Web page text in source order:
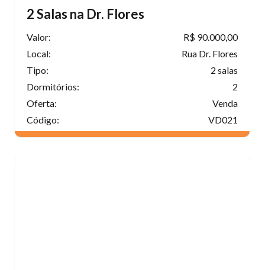
2 Salas na Dr. Flores
Tipo: 2 salas
Oferta: Venda
Valor: R$ 90.000,00
Dormitórios: 2
Local: Rua Dr. Flores
Código: VD021